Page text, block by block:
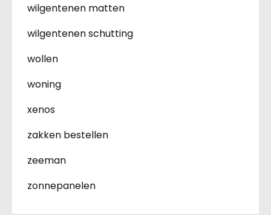
wilgentenen matten
wilgentenen schutting
wollen
woning
xenos
zakken bestellen
zeeman
zonnepanelen